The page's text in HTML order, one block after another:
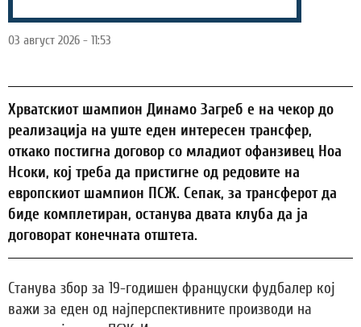
03 август 2026 - 11:53
Хрватскиот шампион Динамо Загреб е на чекор до
реализација на уште еден интересен трансфер,
откако постигна договор со младиот офанзивец Ноа
Нсоки, кој треба да пристигне од редовите на
европскиот шампион ПСЖ. Сепак, за трансферот да
биде комплетиран, останува двата клуба да ја
договорат конечната отштета.
Станува збор за 19-годишен француски фудбалер кој
важи за еден од најперспективните производи на